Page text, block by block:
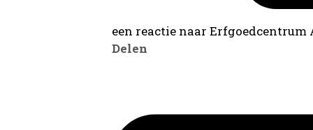
een reactie naar
Delen